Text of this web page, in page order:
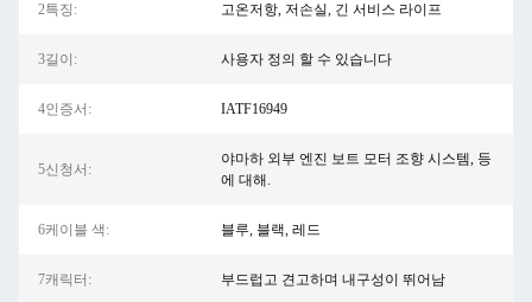
2특징: 고온저항, 저손실, 긴 서비스 라이프
3길이: 사용자 정의 할 수 있습니다
4인증서: IATF16949
5신청서:
야마하 외부 엔진 보트 모터 조향 시스템, 등
에 대해.
6케이블 색: 블루, 블랙, 레드
7캐릭터: 부드럽고 견고하며 내구성이 뛰어남